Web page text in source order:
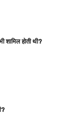
शामिल होती थी?